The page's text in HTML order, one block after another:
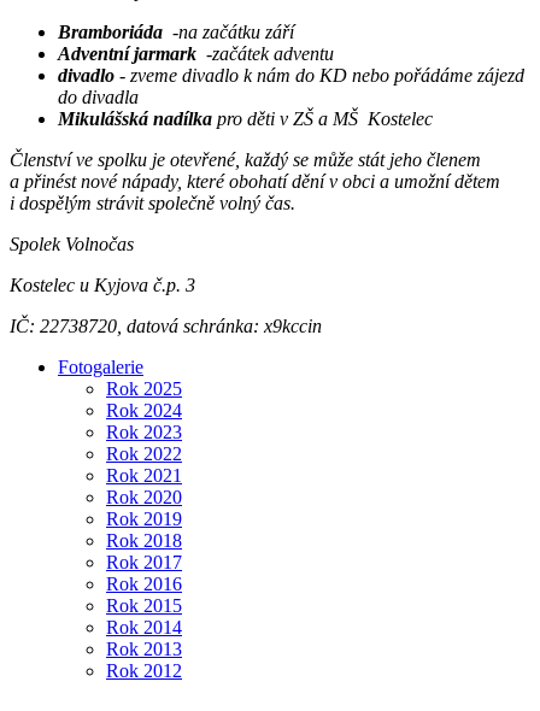
Bramboriáda -na začátku září
Adventní jarmark -začátek adventu
divadlo - zveme divadlo k nám do KD nebo pořádáme zájezd
do divadla
Mikulášská nadílka pro děti v ZŠ a MŠ Kostelec
Členství ve spolku je otevřené, každý se může stát jeho členem
a přinést nové nápady, které obohatí dění v obci a umožní dětem
i dospělým strávit společně volný čas.
Spolek Volnočas
Kostelec u Kyjova č.p. 3
IČ: 22738720, datová schránka: x9kccin
Fotogalerie
Rok 2025
Rok 2024
Rok 2023
Rok 2022
Rok 2021
Rok 2020
Rok 2019
Rok 2018
Rok 2017
Rok 2016
Rok 2015
Rok 2014
Rok 2013
Rok 2012